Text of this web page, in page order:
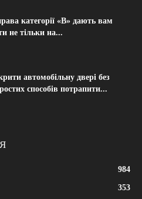
категорії «B» дають вам
не тільки на...
автомобільну двері без
способів потрапити...
984
353